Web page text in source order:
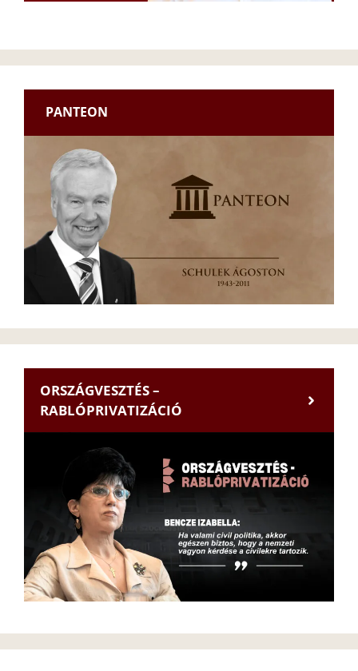
PANTEON
ORSZÁGVESZTÉS –
RABLÓPRIVATIZÁCIÓ